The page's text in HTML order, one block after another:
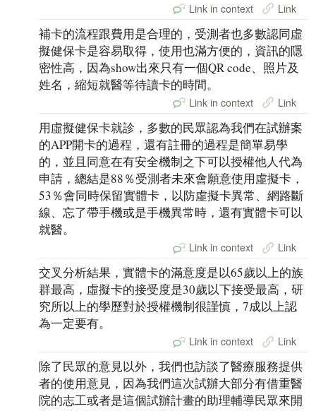
Link in context Link
補卡的流程跟費用是合理的，受測者也多數認同虛
擬健保卡是容易取得，使用也滿方便的，資訊的隱
密性高，因為show出來只有一個QR code、照片及
姓名，縮短就醫等待讀卡的時間。
Link in context Link
用虛擬健保卡就診，多數的民眾認為我們在試辦案
的APP開卡的過程，還有註冊的過程是簡單易學
的，並且同意在有安全機制之下可以授權他人代為
申請，總結是88％受測者未來會願意使用虛擬卡，
53％會同時保留實體卡，以防虛擬卡異常、網路斷
線、忘了帶手機或是手機異常時，還有實體卡可以
就醫。
Link in context Link
交叉分析結果，實體卡的滿意度是以65歲以上的族
群最高，虛擬卡的接受度是30歲以下接受最高，研
究所以上的學歷對於授權機制很謹慎，7成以上認
為一定要有。
Link in context Link
除了民眾的意見以外，我們也訪談了醫療服務提供
者的使用意見，因為我們這次試辦大部分有借重醫
院的志工或者是這個試辦計畫的助理輔導民眾來開